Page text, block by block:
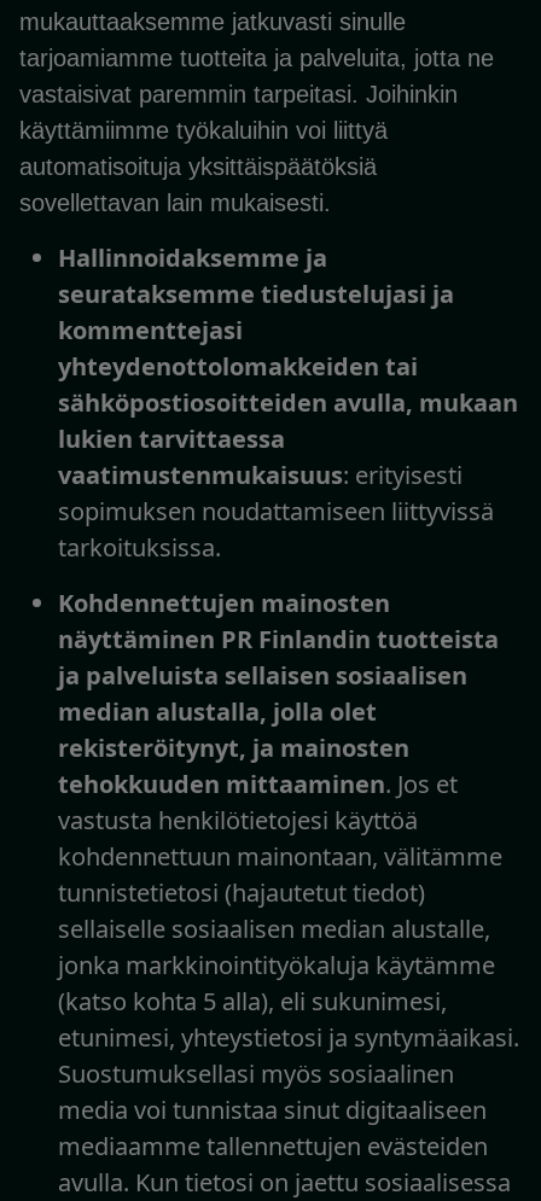
mukauttaaksemme jatkuvasti sinulle
tarjoamiamme tuotteita ja palveluita, jotta ne
vastaisivat paremmin tarpeitasi. Joihinkin
käyttämiimme työkaluihin voi liittyä
automatisoituja yksittäispäätöksiä
sovellettavan lain mukaisesti.
Hallinnoidaksemme ja
seurataksemme tiedustelujasi ja
kommenttejasi
yhteydenottolomakkeiden tai
sähköpostiosoitteiden avulla, mukaan
lukien tarvittaessa
vaatimustenmukaisuus: erityisesti
sopimuksen noudattamiseen liittyvissä
tarkoituksissa.
Kohdennettujen mainosten
näyttäminen PR Finlandin tuotteista
ja palveluista sellaisen sosiaalisen
median alustalla, jolla olet
rekisteröitynyt, ja mainosten
tehokkuuden mittaaminen. Jos et
vastusta henkilötietojesi käyttöä
kohdennettuun mainontaan, välitämme
tunnistetietosi (hajautetut tiedot)
sellaiselle sosiaalisen median alustalle,
jonka markkinointityökaluja käytämme
(katso kohta 5 alla), eli sukunimesi,
etunimesi, yhteystietosi ja syntymäaikasi.
Suostumuksellasi myös sosiaalinen
media voi tunnistaa sinut digitaaliseen
mediaamme tallennettujen evästeiden
avulla. Kun tietosi on jaettu sosiaalisessa